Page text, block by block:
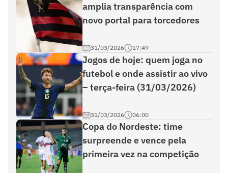
amplia transparência com
novo portal para torcedores
31/03/2026 17:49
Jogos de hoje: quem joga no
futebol e onde assistir ao vivo
– terça-feira (31/03/2026)
31/03/2026 06:00
Copa do Nordeste: time
surpreende e vence pela
primeira vez na competição